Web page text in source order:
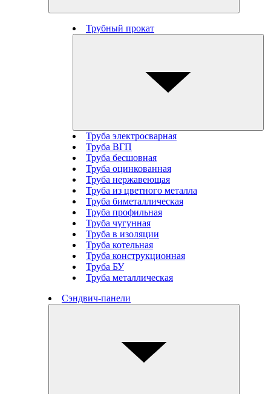
Трубный прокат
Труба электросварная
Труба ВГП
Труба бесшовная
Труба оцинкованная
Труба нержавеющая
Труба из цветного металла
Труба биметаллическая
Труба профильная
Труба чугунная
Труба в изоляции
Труба котельная
Труба конструкционная
Труба БУ
Труба металлическая
Сэндвич-панели